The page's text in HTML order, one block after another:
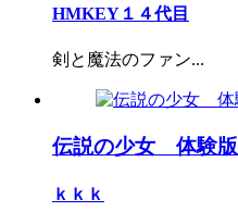
HMKEY１４代目
剣と魔法のファン...
伝説の少女 体験版
ｋｋｋ